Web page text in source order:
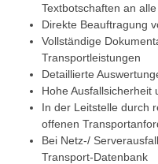
Textbotschaften an
Direkte Beauftragung
Vollständige
Transportleistungen
Detaillierte
Hohe Ausfallsicherheit
In der Leitstelle durch
offenen
Bei Netz-/
Transport-Datenbank